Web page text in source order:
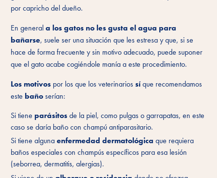
por capricho del dueño.
En generala los gatos no les gusta el agua para
bañarse, suele ser una situación que les estresa y que, si se
hace de forma frecuente y sin motivo adecuado, puede suponer
que el gato acabe cogiéndole manía a este procedimiento.
Los motivos por los que los veterinariossíque recomendamos
este bañoserían:
Si tieneparásitosde la piel, como pulgas o garrapatas, en este
caso se daría baño con champú antiparasitario.
Si tiene algunaenfermedad dermatológica que requiera
baños especiales con champús específicos para esa lesión
(seborrea, dermatitis, alergias).